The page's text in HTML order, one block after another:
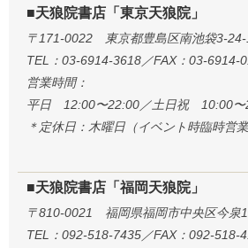
■天狼院書店「東京天狼院」
〒171-0022 東京都豊島区南池袋3-
TEL：03-6914-3618／FAX：03-6914-
営業時間：
平日 12:00〜22:00／土日祝 10:00〜
＊定休日：木曜日（イベント時臨時営業
■天狼院書店「福岡天狼院」
〒810-0021 福岡県福岡市中央区今泉
TEL：092-518-7435／FAX：092-518-